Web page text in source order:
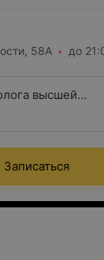
58А до
высшей
Записаться